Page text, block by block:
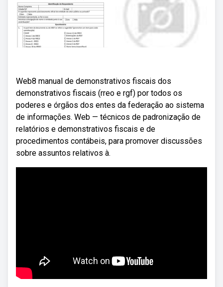
Web8 manual de demonstrativos fiscais dos
demonstrativos fiscais (rreo e rgf) por todos os
poderes e órgãos dos entes da federação ao sistema
de informações. Web — técnicos de padronização de
relatórios e demonstrativos fiscais e de
procedimentos contábeis, para promover discussões
sobre assuntos relativos à.